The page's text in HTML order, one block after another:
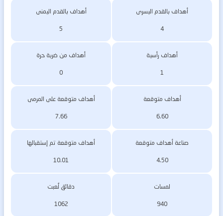
أهداف بالقدم اليسرى
4
أهداف بالقدم اليمنى
5
أهداف رأسية
1
أهداف من ضربة حرة
0
أهداف متوقعة
6.60
أهداف متوقعة على المرمى
7.66
صناعة أهداف متوقعة
4.50
أهداف متوقعة تم إستقبالها
10.01
لمسات
940
دقائق لُعبت
1062